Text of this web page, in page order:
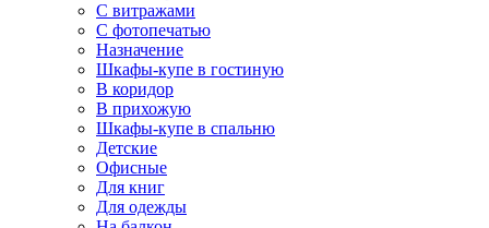
С витражами
С фотопечатью
Назначение
Шкафы-купе в гостиную
В коридор
В прихожую
Шкафы-купе в спальню
Детские
Офисные
Для книг
Для одежды